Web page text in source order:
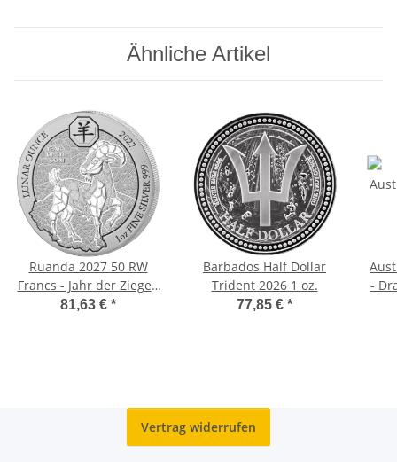
Ähnliche Artikel
Ruanda 2027 50 RW
Francs - Jahr der Ziege -
1 Unze Silber
81,63 € *
Barbados Half Dollar
Trident 2026 1 oz.
77,85 € *
-
Vertrag widerrufen